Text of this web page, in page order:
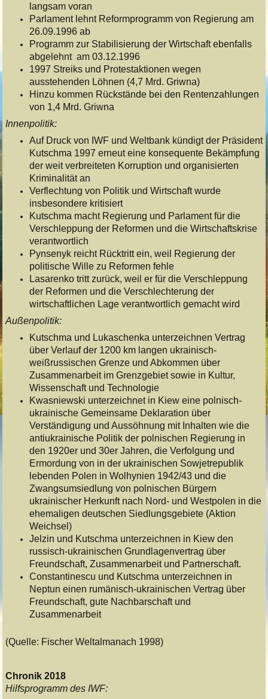
langsam voran
Parlament lehnt Reformprogramm von Regierung am
26.09.1996 ab
Programm zur Stabilisierung der Wirtschaft ebenfalls
abgelehnt am 03.12.1996
1997 Streiks und Protestaktionen wegen
ausstehenden Löhnen (4,7 Mrd. Griwna)
Hinzu kommen Rückstände bei den Rentenzahlungen
von 1,4 Mrd. Griwna
Innenpolitik:
Auf Druck von IWF und Weltbank kündigt der Präsident
Kutschma 1997 erneut eine konsequente Bekämpfung
der weit verbreiteten Korruption und organisierten
Kriminalität an
Verflechtung von Politik und Wirtschaft wurde
insbesondere kritisiert
Kutschma macht Regierung und Parlament für die
Verschleppung der Reformen und die Wirtschaftskrise
verantwortlich
Pynsenyk reicht Rücktritt ein, weil Regierung der
politische Wille zu Reformen fehle
Lasarenko tritt zurück, weil er für die Verschleppung
der Reformen und die Verschlechterung der
wirtschaftlichen Lage verantwortlich gemacht wird
Außenpolitik:
Kutschma und Lukaschenka unterzeichnen Vertrag
über Verlauf der 1200 km langen ukrainisch-
weißrussischen Grenze und Abkommen über
Zusammenarbeit im Grenzgebiet sowie in Kultur,
Wissenschaft und Technologie
Kwasniewski unterzeichnet in Kiew eine polnisch-
ukrainische Gemeinsame Deklaration über
Verständigung und Aussöhnung mit Inhalten wie die
antiukrainische Politik der polnischen Regierung in
den 1920er und 30er Jahren, die Verfolgung und
Ermordung von in der ukrainischen Sowjetrepublik
lebenden Polen in Wolhynien 1942/43 und die
Zwangsumsiedlung von polnischen Bürgern
ukrainischer Herkunft nach Nord- und Westpolen in die
ehemaligen deutschen Siedlungsgebiete (Aktion
Weichsel)
Jelzin und Kutschma unterzeichnen in Kiew den
russisch-ukrainischen Grundlagenvertrag über
Freundschaft, Zusammenarbeit und Partnerschaft.
Constantinescu und Kutschma unterzeichnen in
Neptun einen rumänisch-ukrainischen Vertrag über
Freundschaft, gute Nachbarschaft und
Zusammenarbeit
(Quelle: Fischer Weltalmanach 1998)
Chronik 2018
Hilfsprogramm des IWF: